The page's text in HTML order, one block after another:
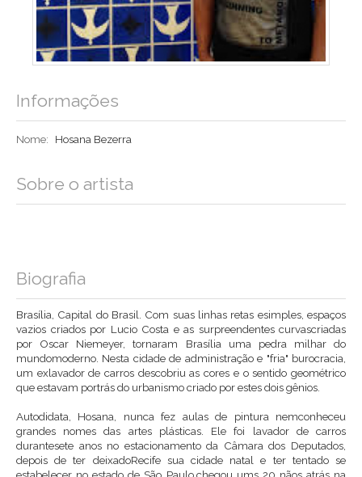
Informações
Nome: Hosana Bezerra
Sobre o artista
Biografia
Brasília, Capital do Brasil. Com suas linhas retas esimples, espaços
vazios criados por Lucio Costa e as surpreendentes curvascriadas
por Oscar Niemeyer, tornaram Brasília uma pedra milhar do
mundomoderno. Nesta cidade de administração e "fria" burocracia,
um exlavador de carros descobriu as cores e o sentido geométrico
que estavam portrás do urbanismo criado por estes dois gênios.
Autodidata, Hosana, nunca fez aulas de pintura nemconheceu
grandes nomes das artes plásticas. Ele foi lavador de carros
durantesete anos no estacionamento da Câmara dos Deputados,
depois de ter deixadoRecife sua cidade natal e ter tentado se